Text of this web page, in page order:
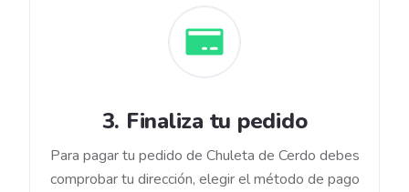
3. Finaliza tu pedido
Para pagar tu pedido de Chuleta de Cerdo debes
comprobar tu dirección, elegir el método de pago